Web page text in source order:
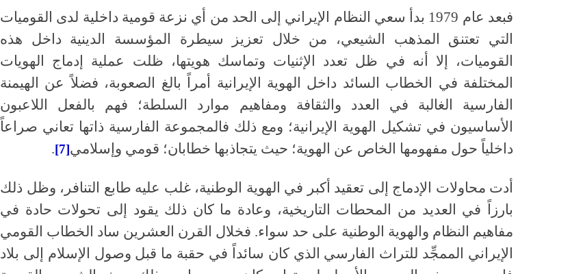
فبعد عام 1979 بدأ سعي النظام الإيراني إلى الحد من أي نزعة قومية داخلية لدى القوميات
التي تعتنق المذهب الشيعي، من خلال تعزيز سيطرة المؤسسة الدينية داخل هذه
القوميات، إلا أنه في ظل تعدد الإثنيات وتماسك هويتها، ظلت عملية إدماج الهويات
المختلفة في الخطاب السائد داخل الهوية الإيرانية أمراً بالغ الصعوبة، فضلاً عن الهيمنة
الفارسية الغالبة في العدد والثقافة ومفاهيم موارد السلطة؛ فهم بالفعل اللاعبون
الأساسيون في تشكيل الهوية الإيرانية؛ ومع ذلك فالمجموعة الفارسية ذاتها تعاني صراعاً
داخلياً حول مفهومها الخاص عن الهوية؛ حيث يتجاذبها خطابان؛ قومي وإسلامي[7]
.
أدت محاولات الإدماج إلى تعقيد أكبر في الهوية الوطنية، غلب عليه طابع التنافر، وظل ذلك
بارزاً في العديد من المحطات التاريخية، وعادة ما كان ذلك يقود إلى تحولات حادة في
مفاهيم النظام والهوية الوطنية على حد سواء. فخلال القرن العشرين ساد الخطاب القومي
الإيراني الممجِّد للتراث الفارسي الذي كان سائداً في حقبة ما قبل وصول الإسلام إلى بلاد